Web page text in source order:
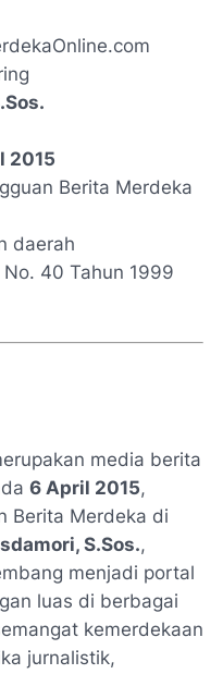
2015
Berita Merdeka
daerah
No. 40 Tahun 1999
media berita
6 April 2015,
Berita Merdeka di
S.Sos.,
menjadi portal
luas di berbagai
kemerdekaan
jurnalistik,